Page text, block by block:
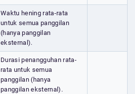
Waktu hening rata-rata
untuk semua panggilan
(hanya panggilan
eksternal).
Durasi penangguhan rata-
rata untuk semua
panggilan (hanya
panggilan eksternal).